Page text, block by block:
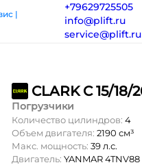
|
+79629725505
info@plift.ru
service@plift.ru
Погрузчики
Количество цилиндров: 4
Объем двигателя: 2190 см³
Макс. мощность: 39 л.с.
Двигатель: YANMAR 4TNV88